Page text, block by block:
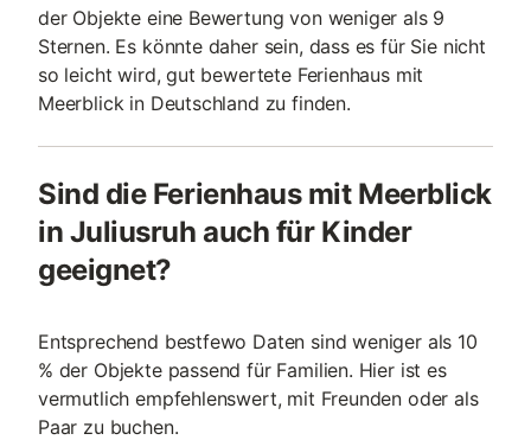
der Objekte eine Bewertung von weniger als 9
Sternen. Es könnte daher sein, dass es für Sie nicht
so leicht wird, gut bewertete Ferienhaus mit
Meerblick in Deutschland zu finden.
Sind die Ferienhaus mit Meerblick
in Juliusruh auch für Kinder
geeignet?
Entsprechend bestfewo Daten sind weniger als 10
% der Objekte passend für Familien. Hier ist es
vermutlich empfehlenswert, mit Freunden oder als
Paar zu buchen.